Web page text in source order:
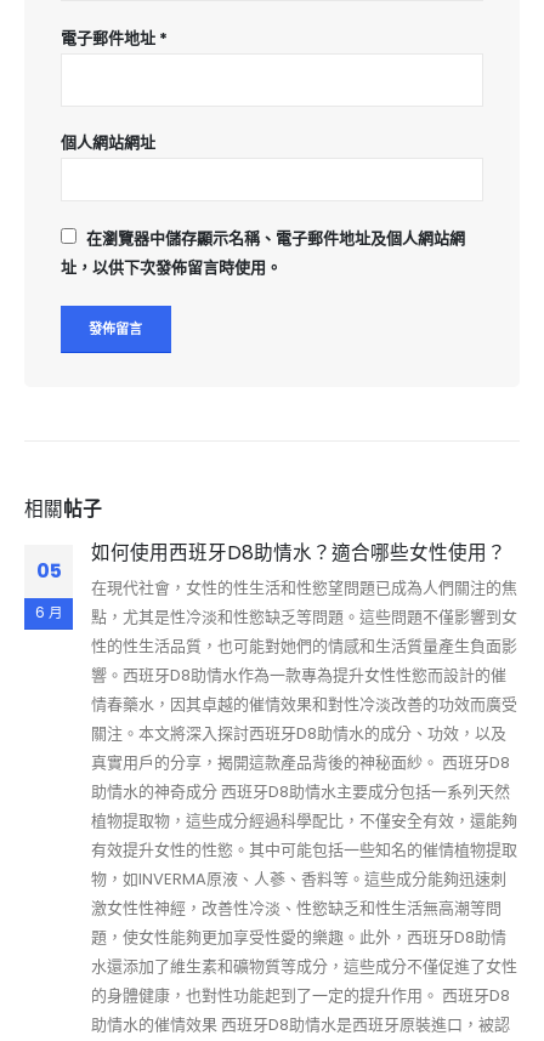
電子郵件地址 *
個人網站網址
在瀏覽器中儲存顯示名稱、電子郵件地址及個人網站網
址，以供下次發佈留言時使用。
相關帖子
05
6 月
如何使用西班牙D8助情水？適合哪些女性使用？
在現代社會，女性的性生活和性慾望問題已成為人們關注的焦
點，尤其是性冷淡和性慾缺乏等問題。這些問題不僅影響到女
性的性生活品質，也可能對她們的情感和生活質量產生負面影
響。西班牙D8助情水作為一款專為提升女性性慾而設計的催
情春藥水，因其卓越的催情效果和對性冷淡改善的功效而廣受
關注。本文將深入探討西班牙D8助情水的成分、功效，以及
真實用戶的分享，揭開這款產品背後的神秘面紗。 西班牙D8
助情水的神奇成分 西班牙D8助情水主要成分包括一系列天然
植物提取物，這些成分經過科學配比，不僅安全有效，還能夠
有效提升女性的性慾。其中可能包括一些知名的催情植物提取
物，如INVERMA原液、人蔘、香料等。這些成分能夠迅速刺
激女性性神經，改善性冷淡、性慾缺乏和性生活無高潮等問
題，使女性能夠更加享受性愛的樂趣。此外，西班牙D8助情
水還添加了維生素和礦物質等成分，這些成分不僅促進了女性
的身體健康，也對性功能起到了一定的提升作用。 西班牙D8
助情水的催情效果 西班牙D8助情水是西班牙原裝進口，被認